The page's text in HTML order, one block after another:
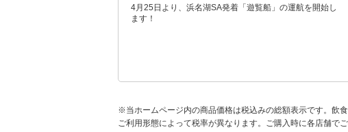
4月25日より、浜名湖SA発着「遊覧船」の運航を開始し
ます！
※当ホームページ内の商品価格は税込みの総額表示です。飲
ご利用形態によって税率が異なります。ご購入時に各店舗でご